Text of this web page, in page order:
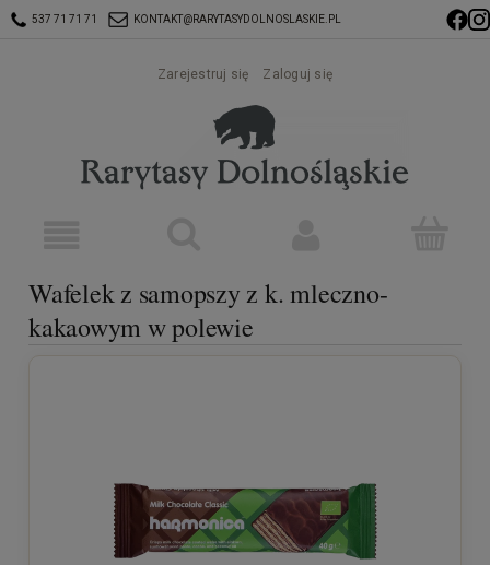
537 71 71 71 KONTAKT@RARYTASYDOLNOSLASKIE.PL
Zarejestruj się Zaloguj się
Wafelek z samopszy z k. mleczno-
kakaowym w polewie